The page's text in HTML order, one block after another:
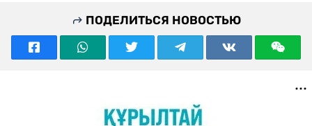
ПОДЕЛИТЬСЯ НОВОСТЬЮ